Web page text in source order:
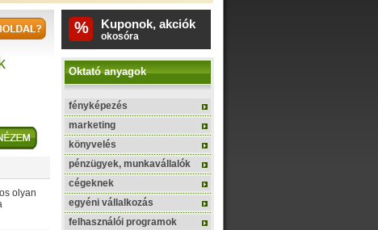
olyan
% Kuponok, akciók
fitnesz karkötő
Oktató anyagok
fényképezés
marketing
könyvelés
pénzügyek, munkavállalók
cégeknek
egyéni vállalkozás
felhasználói programok